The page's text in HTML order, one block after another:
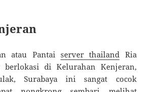
atau Pantai server thailand Ria
berlokasi di Kelurahan Kenjeran,
Surabaya ini sangat cocok